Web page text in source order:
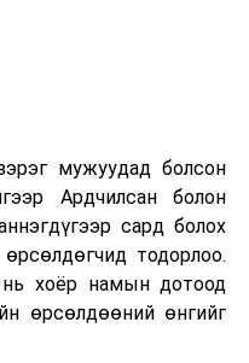
эрүүл, аюулгүй орчинд
хэвээр байгааг
гарган төвлөрлийг
төвүүд бий болгох
хөндийд шинээр
мужуудад болсон
Ардчилсан болон
сард болох
тодорлоо.
нь хоёр намын дотоод
өрсөлдөөний өнгийг